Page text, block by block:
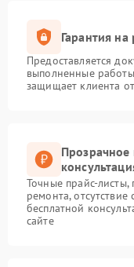
Гарантия на
Предоставляется
выполненные
защищает клиента
Прозрачное
Точные прайс-листы,
ремонта,
бесплатной
сайте